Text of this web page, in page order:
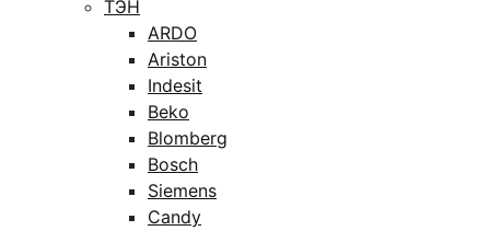
ТЭН
ARDO
Ariston
Indesit
Beko
Blomberg
Bosch
Siemens
Candy